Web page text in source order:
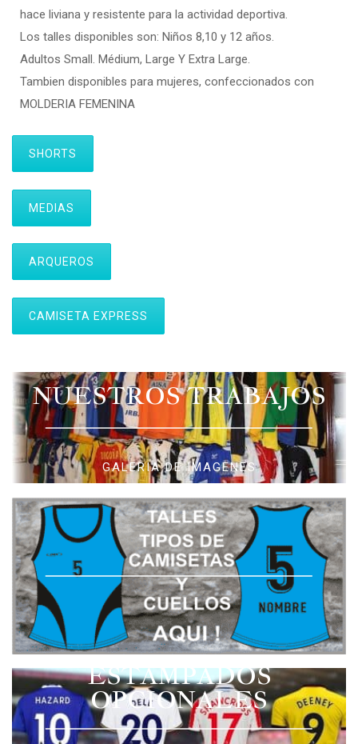
hace liviana y resistente para la actividad deportiva.
Los talles disponibles son: Niños 8,10 y 12 años.
Adultos Small. Médium, Large Y Extra Large.
Tambien disponibles para mujeres, confeccionados con
MOLDERIA FEMENINA
SHORTS
MEDIAS
ARQUEROS
CAMISETA EXPRESS
NUESTROS TRABAJOS
GALERIA DE IMAGENES
ESTAMPADOS
OPCIONALES